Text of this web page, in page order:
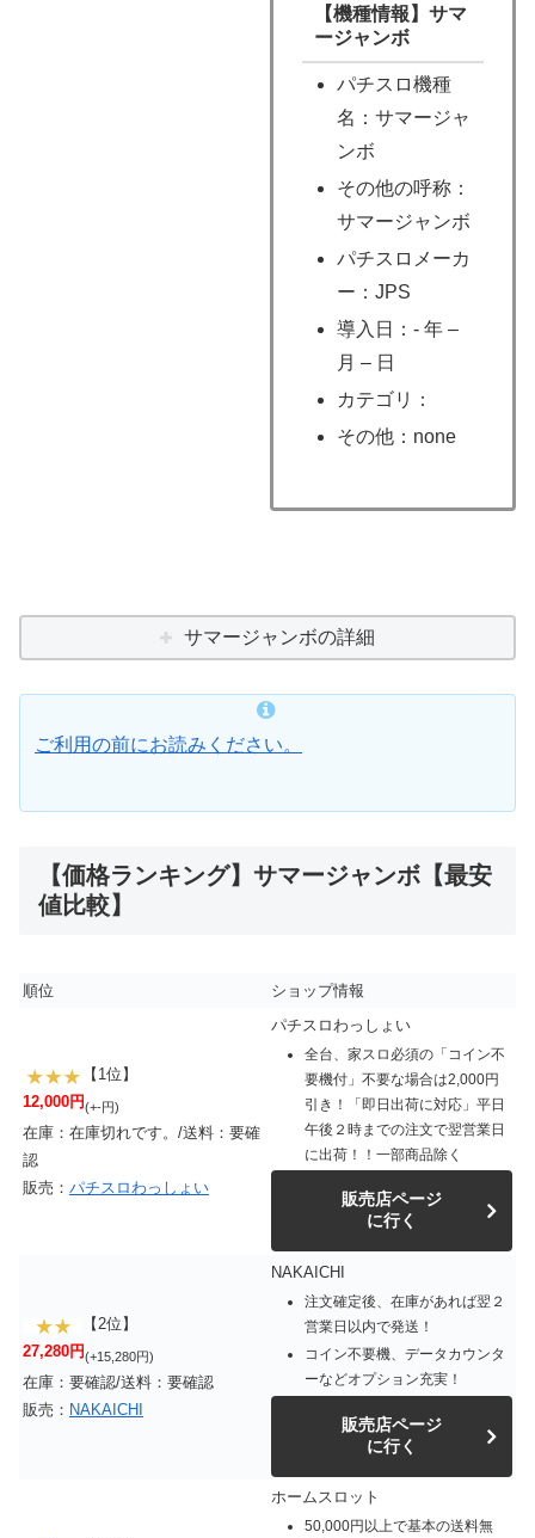
【機種情報】サマ
ージャンボ
パチスロ機種
名：サマージャ
ンボ
その他の呼称：
サマージャンボ
パチスロメーカ
ー：JPS
導入日：- 年 –
月 – 日
カテゴリ：
その他：none
サマージャンボの詳細
ご利用の前にお読みください。
【価格ランキング】サマージャンボ【最安
値比較】
順位 ショップ情報
【1位】
12,000円(+-円)
在庫：在庫切れです。/送料：要確
認
販売： パチスロわっしょい
パチスロわっしょい
全台、家スロ必須の「コイン不
要機付」不要な場合は2,000円
引き！「即日出荷に対応」平日
午後２時までの注文で翌営業日
に出荷！！一部商品除く
販売店ページ
に行く
【2位】
27,280円(+15,280円)
在庫：要確認/送料：要確認
販売： NAKAICHI
NAKAICHI
注文確定後、在庫があれば翌２
営業日以内で発送！
コイン不要機、データカウンタ
ーなどオプション充実！
販売店ページ
に行く
ホームスロット
50,000円以上で基本の送料無